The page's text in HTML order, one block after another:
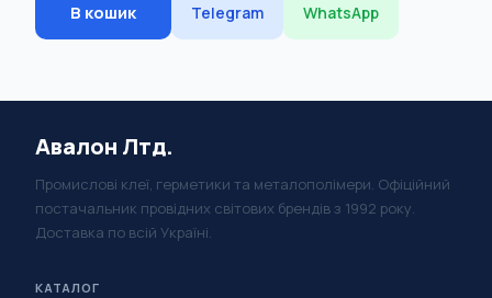
В кошик Telegram WhatsApp
Авалон Лтд.
Промислові клеї, герметики та металополімери. Офіційний
постачальник провідних світових брендів з 1992 року.
Доставка по всій Україні.
КАТАЛОГ